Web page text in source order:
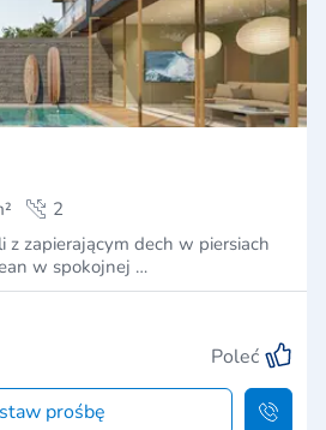
2
z zapierającym dech w piersiach
w spokojnej …
Poleć
prośbę